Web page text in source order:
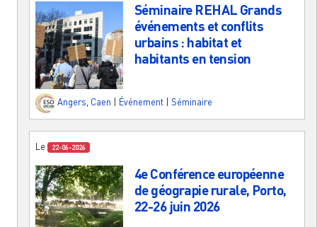
Séminaire REHAL Grands
événements et conflits
urbains : habitat et
habitants en tension
Angers, Caen Événement Séminaire
Le 22-06-2026
4e Conférence européenne
de géograpie rurale, Porto,
22-26 juin 2026